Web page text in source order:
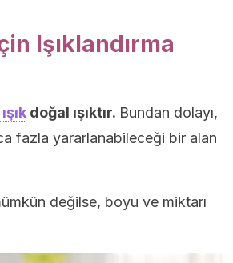
Işıklandırma
doğal ışıktır. Bundan dolayı,
fazla yararlanabileceği bir alan
değilse, boyu ve miktarı